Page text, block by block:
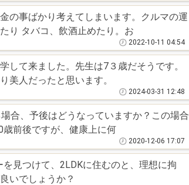
の事ばかり考えてしまいます。クルマの運
り タバコ、飲酒止めたり。お
2022-10-11 04:54
して来ました。先生は7３歳だそうです。
美人だったと思います。
2024-03-31 12:48
合、予後はどうなっていますか？この場合
前後ですが、健康上に何
2020-12-06 17:07
いでしょうか？